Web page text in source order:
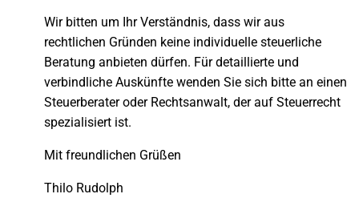
Wir bitten um Ihr Verständnis, dass wir aus
rechtlichen Gründen keine individuelle steuerliche
Beratung anbieten dürfen. Für detaillierte und
verbindliche Auskünfte wenden Sie sich bitte an einen
Steuerberater oder Rechtsanwalt, der auf Steuerrecht
spezialisiert ist.
Mit freundlichen Grüßen
Thilo Rudolph